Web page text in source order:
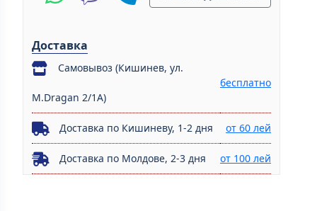
Доставка
Самовывоз (Кишинев, ул.
M.Dragan 2/1A)
бесплатно
Доставка по Кишиневу, 1-2 дня от 60 лей
Доставка по Молдове, 2-3 дня от 100 лей